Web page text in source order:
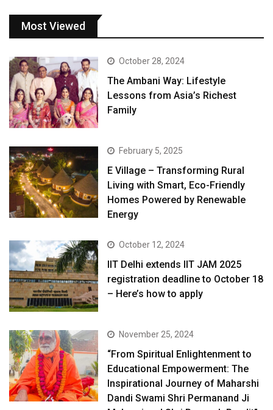
Most Viewed
October 28, 2024
The Ambani Way: Lifestyle
Lessons from Asia’s Richest
Family
February 5, 2025
E Village – Transforming Rural
Living with Smart, Eco-Friendly
Homes Powered by Renewable
Energy
October 12, 2024
IIT Delhi extends IIT JAM 2025
registration deadline to October 18
– Here’s how to apply
November 25, 2024
“From Spiritual Enlightenment to
Educational Empowerment: The
Inspirational Journey of Maharshi
Dandi Swami Shri Permanand Ji